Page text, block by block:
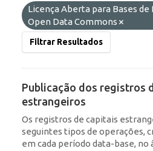
Licença Aberta para Bases de
Open Data Commons
Filtrar Resultados
Publicação dos registros
estrangeiros
Os registros de capitais
seguintes tipos de operações,
em cada período data-base,